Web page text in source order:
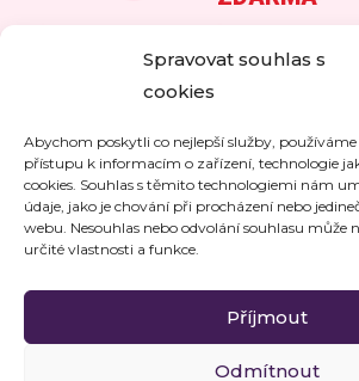
Spravovat souhlas s
cookies
Abychom poskytli co nejlepší služby,
přístupu k informacím o zařízení, technologie
cookies. Souhlas s těmito technologiemi nám
údaje, jako je chování při procházení nebo
webu. Nesouhlas nebo odvolání souhlasu může
určité vlastnosti a funkce.
Příjmout
Odmítnout
Pravidelný odběr
ZA PENÍZE
Online kurz Dámský MONEY